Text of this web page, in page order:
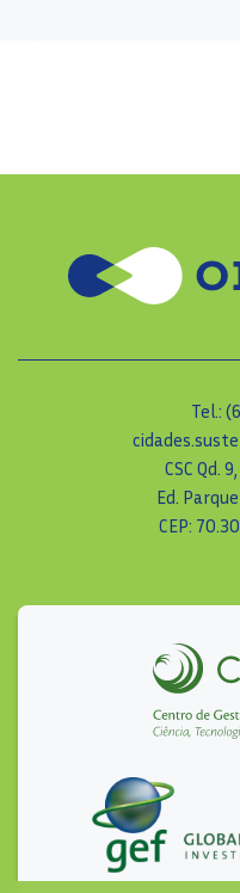
Tel.:
CSC Qd.
Ed.
CEP: